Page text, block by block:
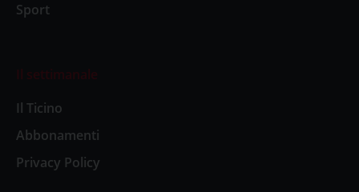
Sport
Il settimanale
Il Ticino
Abbonamenti
Privacy Policy